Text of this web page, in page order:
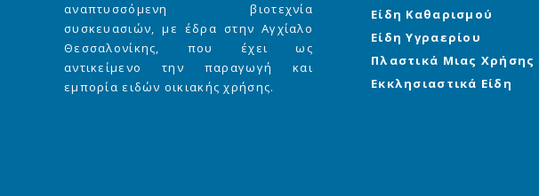
αναπτυσσόμενη βιοτεχνία
συσκευασιών, με έδρα στην Αγχίαλο
Θεσσαλονίκης, που έχει ως
αντικείμενο την παραγωγή και
εμπορία ειδών οικιακής χρήσης.
Είδη Καθαρισμού
Είδη Υγραερίου
Πλαστικά Μιας Χρήσης
Εκκλησιαστικά Είδη